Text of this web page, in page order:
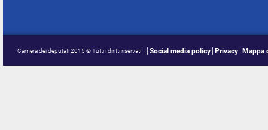
Camera dei deputati 2015 © Tutti i diritti riservati Social media policy Privacy Mappa